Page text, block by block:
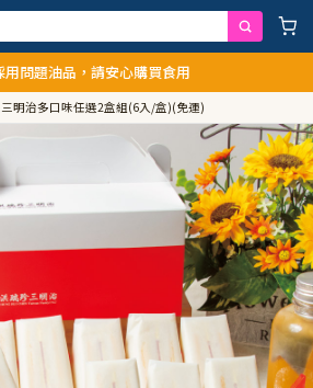
品，請安心購買食用
三明治多口味任選2盒組(6入/盒)(免運)